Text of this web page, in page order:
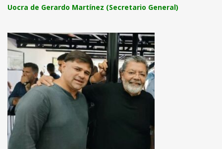
Uocra de Gerardo Martínez (Secretario General)